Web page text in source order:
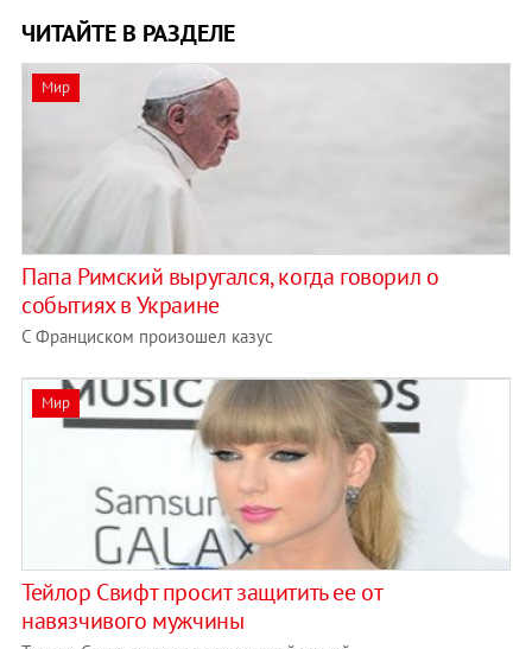
ЧИТАЙТЕ В РАЗДЕЛЕ
Мир
Папа Римский выругался, когда говорил о
событиях в Украине
С Франциском произошел казус
Мир
Тейлор Свифт просит защитить ее от
навязчивого мужчины